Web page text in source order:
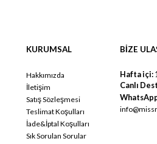
KURUMSAL
Hakkımızda
İletişim
Satış Sözleşmesi
Teslimat Koşulları
İade&İptal Koşulları
Sık Sorulan Sorular
BİZE
Hafta içi:
Canlı